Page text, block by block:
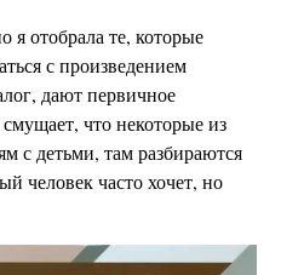
я отобрала те, которые
с произведением
дают первичное
что некоторые из
с детьми, там разбираются
человек часто хочет, но